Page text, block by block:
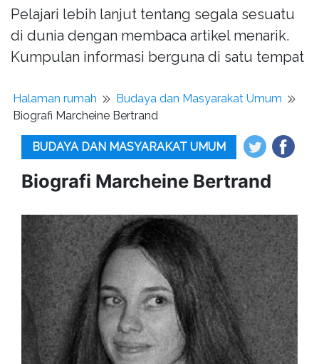
Pelajari lebih lanjut tentang segala sesuatu
di dunia dengan membaca artikel menarik.
Kumpulan informasi berguna di satu tempat
Halaman rumah
Budaya dan Masyarakat Umum
Biografi Marcheine Bertrand
BUDAYA DAN MASYARAKAT UMUM
Biografi Marcheine Bertrand